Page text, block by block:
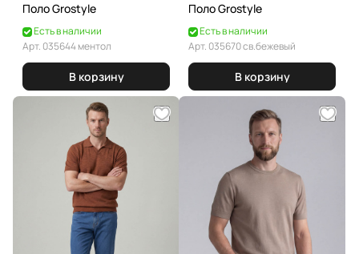
Поло Grostyle
Есть в наличии
Арт. 035644 ментол
В корзину
Поло Grostyle
Есть в наличии
Арт. 035670 св.бежевый
В корзину